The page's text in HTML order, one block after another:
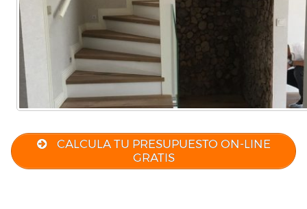
CALCULA TU PRESUPUESTO ON-LINE
GRATIS